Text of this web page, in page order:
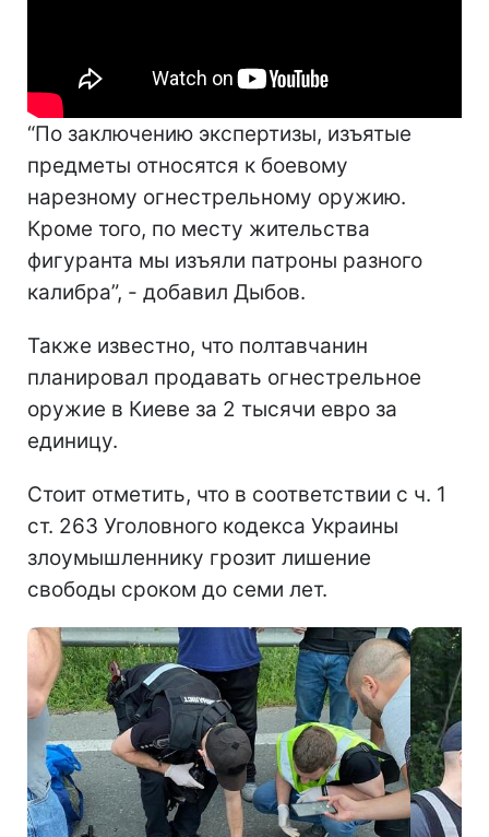
“По заключению экспертизы, изъятые
предметы относятся к боевому
нарезному огнестрельному оружию.
Кроме того, по месту жительства
фигуранта мы изъяли патроны разного
калибра”, - добавил Дыбов.
Также известно, что полтавчанин
планировал продавать огнестрельное
оружие в Киеве за 2 тысячи евро за
единицу.
Стоит отметить, что в соответствии с ч. 1
ст. 263 Уголовного кодекса Украины
злоумышленнику грозит лишение
свободы сроком до семи лет.